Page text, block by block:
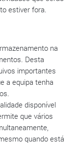
estiver fora.
na
Desta
importantes
a equipa tenha
disponível
que vários
quando está